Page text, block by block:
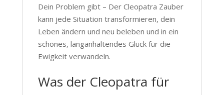
Dein Problem gibt – Der Cleopatra Zauber
kann jede Situation transformieren, dein
Leben ändern und neu beleben und in ein
schönes, langanhaltendes Glück für die
Ewigkeit verwandeln.
Was der Cleopatra für